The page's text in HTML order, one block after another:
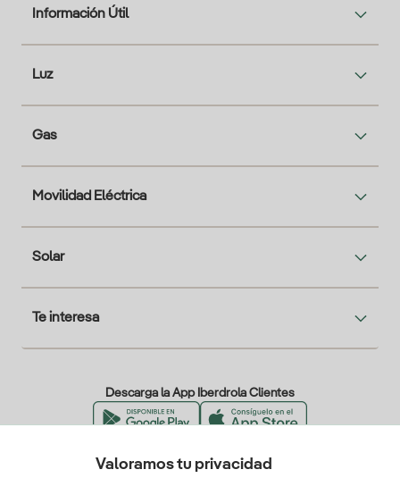
Información Útil
Luz
Gas
Movilidad Eléctrica
Solar
Te interesa
Descarga la App Iberdrola Clientes
Valoramos tu privacidad